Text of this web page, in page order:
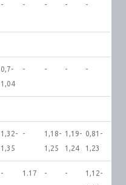
- - - - -
0,7-
1,04
- - - -
1,32-
1,35
-
1,18-
1,25
1,19-
1,24
0,81-
1,23
- 1.17 - -
1,12-